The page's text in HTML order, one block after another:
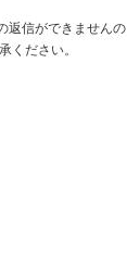
返信ができませんの
ください。